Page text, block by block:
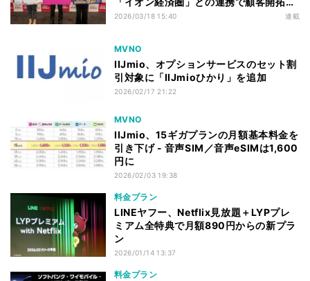
進むか
2026/03/18 15:40 連載
MVNO
IIJmio、オプションサービスのセット割
引対象に「IIJmioひかり」を追加
2026/02/17 21:22
MVNO
IIJmio、15ギガプランの月額基本料金を
引き下げ - 音声SIM／音声eSIMは1,600
円に
2026/02/03 19:38
料金プラン
LINEヤフー、Netflix見放題＋LYPプレ
ミアム全特典で月額890円からの新プラ
ン
2026/01/14 13:37
料金プラン